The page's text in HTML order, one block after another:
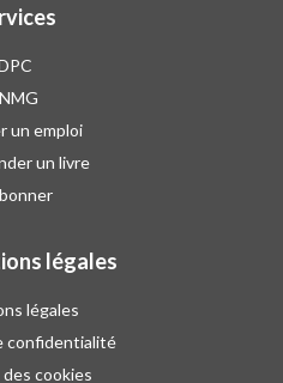
un emploi
un livre
légales
légales
confidentialité
cookies